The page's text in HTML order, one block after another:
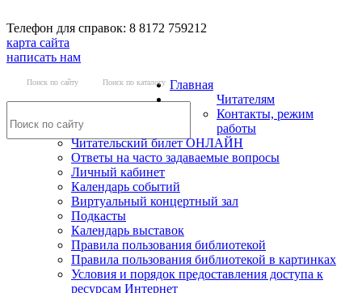
Телефон для справок: 8 8172 759212
карта сайта
написать нам
Поиск по сайту Поиск по каталогу Главная
Читателям
Контакты, режим
работы
Читательский билет ОНЛАЙН
Ответы на часто задаваемые вопросы
Личный кабинет
Календарь событий
Виртуальный концертный зал
Подкасты
Календарь выставок
Правила пользования библиотекой
Правила пользования библиотекой в картинках
Условия и порядок предоставления доступа к
ресурсам Интернет